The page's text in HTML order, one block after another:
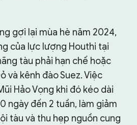
gợi lại mùa hè năm 2024,
của lực lượng Houthi tại
tàu phải hạn chế hoặc
và kênh đào Suez. Việc
Hảo Vọng khi đó kéo dài
ngày đến 2 tuần, làm giảm
tàu và thu hẹp nguồn cung